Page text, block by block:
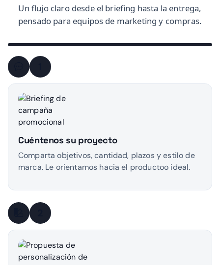
Un flujo claro desde el briefing hasta la entrega,
pensado para equipos de marketing y compras.
Cuéntenos su proyecto
Comparta objetivos, cantidad, plazos y estilo de
marca. Le orientamos hacia el productoo ideal.